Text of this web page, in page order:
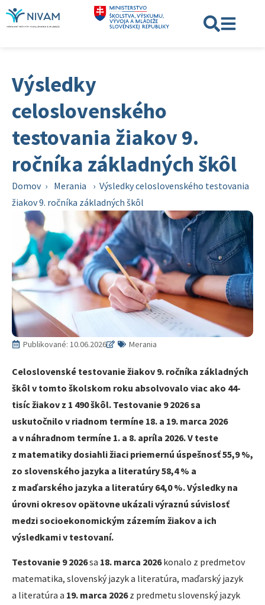
Výsledky
celoslovenského
testovania žiakov 9.
ročníka základných škôl
Domov › Merania › Výsledky celoslovenského testovania
žiakov 9. ročníka základných škôl
Publikované: 10.06.2026 Merania
Celoslovenské testovanie žiakov 9. ročníka základných
škôl v tomto školskom roku absolvovalo viac ako 44-
tisíc žiakov z 1 490 škôl. Testovanie 9 2026 sa
uskutočnilo v riadnom termíne 18. a 19. marca 2026
a v náhradnom termíne 1. a 8. apríla 2026. V teste
z matematiky dosiahli žiaci priemernú úspešnosť 55,9 %,
zo slovenského jazyka a literatúry 58,4 % a
z maďarského jazyka a literatúry 64,0 %. Výsledky na
úrovni okresov opätovne ukázali výraznú súvislosť
medzi socioekonomickým zázemím žiakov a ich
výsledkami v testovaní.
Testovanie 9 2026sa 18. marca 2026konalo z predmetov
matematika, slovenský jazyk a literatúra, maďarský jazyk
a literatúra a 19. marca 2026z predmetu slovenský jazyk